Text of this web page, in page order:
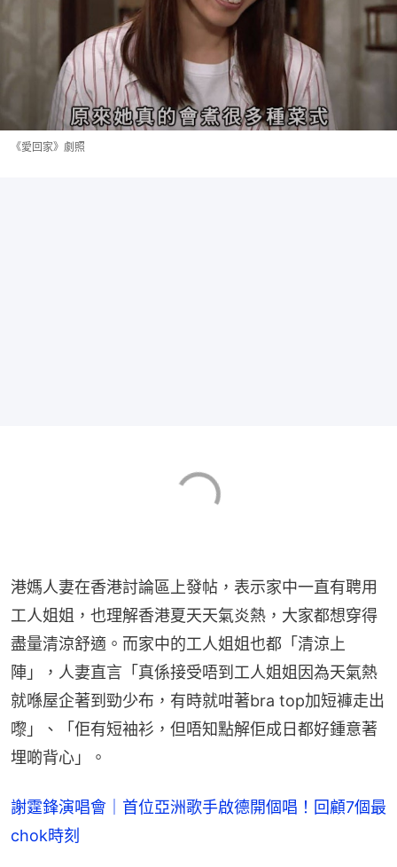
《愛回家》劇照
港媽人妻在香港討論區上發帖，表示家中一直有聘用
工人姐姐，也理解香港夏天天氣炎熱，大家都想穿得
盡量清涼舒適。而家中的工人姐姐也都「清涼上
陣」，人妻直言「真係接受唔到工人姐姐因為天氣熱
就喺屋企著到勁少布，有時就咁著bra top加短褲走出
嚟」、「佢有短袖衫，但唔知點解佢成日都好鍾意著
埋啲背心」。
謝霆鋒演唱會｜首位亞洲歌手啟德開個唱！回顧7個最
chok時刻